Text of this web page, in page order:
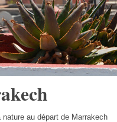
au départ de Marrakech